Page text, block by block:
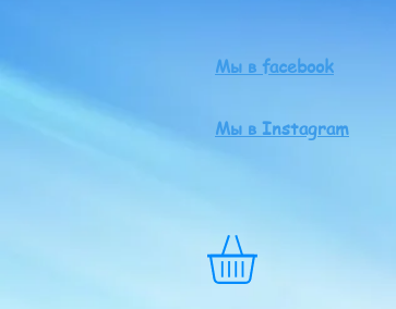
Мы в facebook
Мы в Instagram